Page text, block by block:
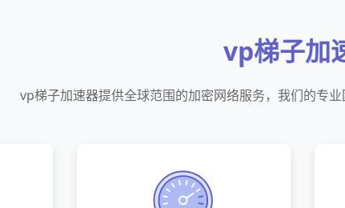
vp梯子加
vp梯子加速器提供全球范围的加密网络服务，我们的专